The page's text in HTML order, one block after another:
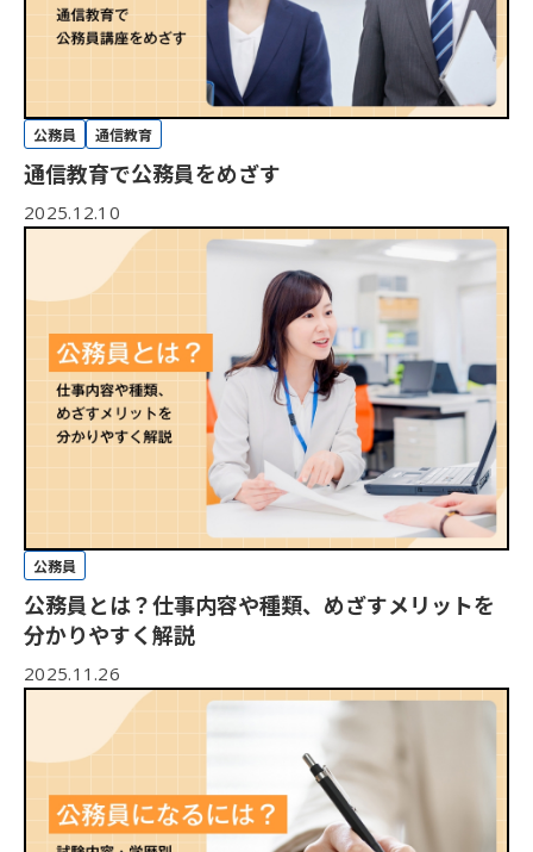
公務員 通信教育
通信教育で公務員をめざす
2025.12.10
公務員
公務員とは？仕事内容や種類、めざすメリットを
分かりやすく解説
2025.11.26